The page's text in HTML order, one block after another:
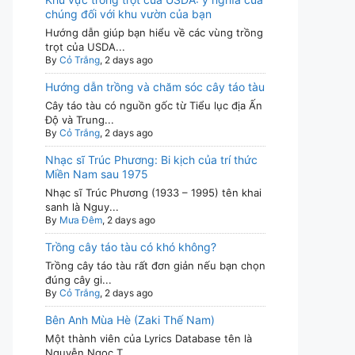
chúng đối với khu vườn của bạn
Hướng dẫn giúp bạn hiểu về các vùng trồng
trọt của USDA...
By Cỏ Trắng, 2 days ago
Hướng dẫn trồng và chăm sóc cây táo tàu
Cây táo tàu có nguồn gốc từ Tiểu lục địa Ấn
Độ và Trung...
By Cỏ Trắng, 2 days ago
Nhạc sĩ Trúc Phương: Bi kịch của trí thức
Miền Nam sau 1975
Nhạc sĩ Trúc Phương (1933 – 1995) tên khai
sanh là Nguy...
By Mưa Đêm, 2 days ago
Trồng cây táo tàu có khó không?
Trồng cây táo tàu rất đơn giản nếu bạn chọn
đúng cây gi...
By Cỏ Trắng, 2 days ago
Bên Anh Mùa Hè (Zaki Thế Nam)
Một thành viên của Lyrics Database tên là
Nguyễn Ngọc T...